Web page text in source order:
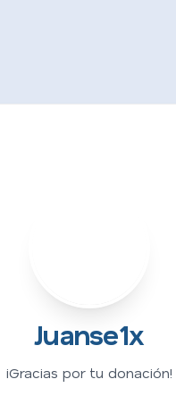
Juanse1x
¡Gracias por tu donación!